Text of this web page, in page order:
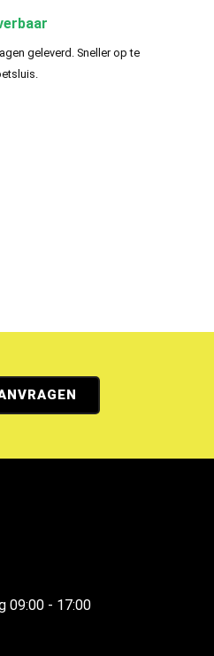
geleverd. Sneller op te
09:00 - 17:00